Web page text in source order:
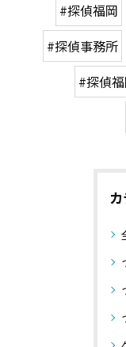
#探偵福岡
#探偵事務所
#探偵